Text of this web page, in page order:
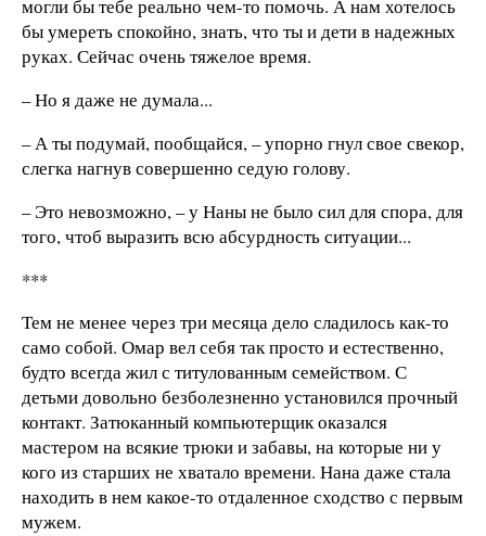
могли бы тебе реально чем-то помочь. А нам хотелось
бы умереть спокойно, знать, что ты и дети в надежных
руках. Сейчас очень тяжелое время.
– Но я даже не думала...
– А ты подумай, пообщайся, – упорно гнул свое свекор,
слегка нагнув совершенно седую голову.
– Это невозможно, – у Наны не было сил для спора, для
того, чтоб выразить всю абсурдность ситуации...
***
Тем не менее через три месяца дело сладилось как-то
само собой. Омар вел себя так просто и естественно,
будто всегда жил с титулованным семейством. С
детьми довольно безболезненно установился прочный
контакт. Затюканный компьютерщик оказался
мастером на всякие трюки и забавы, на которые ни у
кого из старших не хватало времени. Нана даже стала
находить в нем какое-то отдаленное сходство с первым
мужем.